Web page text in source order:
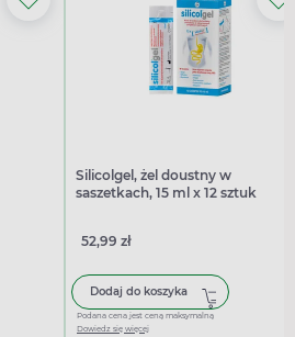
Silicolgel, żel doustny w
saszetkach, 15 ml x 12 sztuk
52,99 zł
Dodaj do koszyka
Podana cena jest ceną maksymalną
Dowiedz się więcej